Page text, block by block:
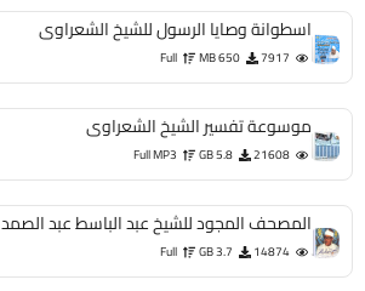
اسطوانة وصايا الرسول للشيخ الشعراوى
7917
650 MB
Full
موسوعة تفسير الشيخ الشعراوى
21608
5.8 GB
Full MP3
المصحف المجود للشيخ عبد الباسط عبد الصمد
14874
3.7 GB
Full